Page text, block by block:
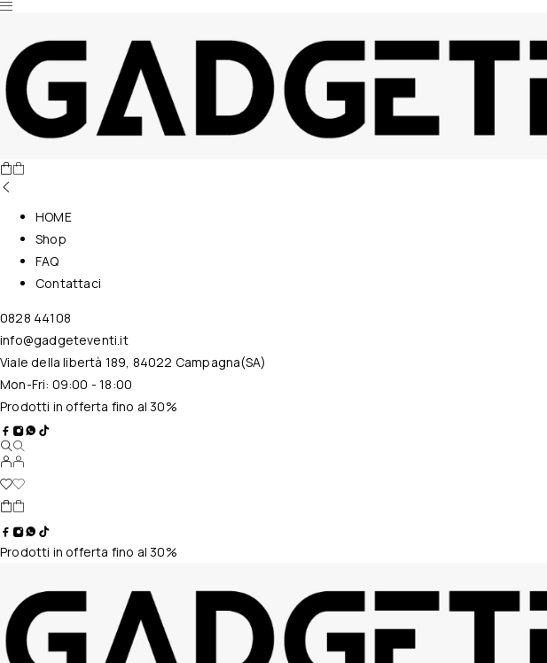
Nessun prodotto nel carrello.
HOME
Shop
FAQ
Contattaci
0828 44108
info@gadgeteventi.it
Viale della libertà 189, 84022 Campagna(SA)
Mon-Fri: 09:00 - 18:00
Prodotti in offerta fino al 30%
Prodotti in offerta fino al 30%